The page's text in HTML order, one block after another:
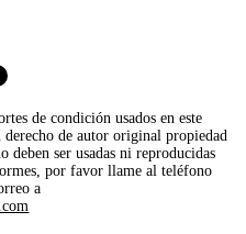
de condición usados en este
de autor original propiedad
ser usadas ni reproducidas
por favor llame al teléfono
a